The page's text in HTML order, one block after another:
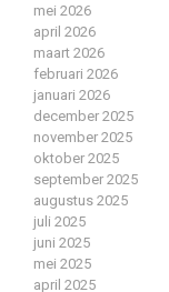
mei 2026
april 2026
maart 2026
februari 2026
januari 2026
december 2025
november 2025
oktober 2025
september 2025
augustus 2025
juli 2025
juni 2025
mei 2025
april 2025